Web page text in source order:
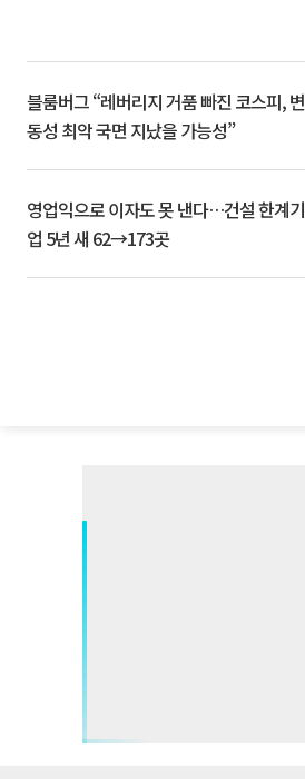
블룸버그 “레버리지 거품 빠진 코스피, 변
동성 최악 국면 지났을 가능성”
영업익으로 이자도 못 낸다…건설 한계기
업 5년 새 62→173곳